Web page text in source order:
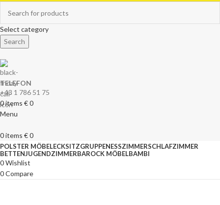
Select category
Search
TELEFON
+43 1 786 51 75
0items €0
Menu
0items €0
POLSTER MÖBELECKSITZGRUPPENESSZIMMERSCHLAFZIMMER
BETTENJUGENDZIMMERBAROCK MÖBELBAMBI
0Wishlist
0Compare